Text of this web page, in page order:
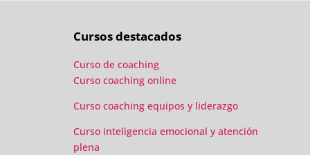
Cursos destacados
Curso de coaching
Curso coaching online
Curso coaching equipos y liderazgo
Curso inteligencia emocional y atención
plena